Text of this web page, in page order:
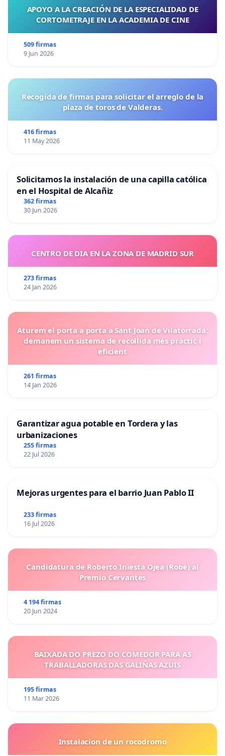
APOYO A LA CREACIÓN DE LA ESPECIALIDAD DE
CORTOMETRAJE EN LA ACADEMIA DE CINE
509 firmas
9 Jun 2026
Recogida de firmas para solicitar el arreglo de la
plaza de toros de Valderas.
416 firmas
11 May 2026
Solicitamos la instalación de una capilla católica
en el Hospital de Alcañiz
362 firmas
30 Jun 2026
CENTRO DE DIA EN LA ZONA DE MADRID SUR
273 firmas
24 Jan 2026
Aturem el porta a porta a Sant Joan de Vilatorrada:
demanem un sistema de recollida més pràctic i
eficient
261 firmas
14 Jan 2026
Garantizar agua potable en Tordera y las
urbanizaciones
255 firmas
22 Jul 2026
Mejoras urgentes para el barrio Juan Pablo II
233 firmas
16 Jul 2026
Candidatura de Roberto Iniesta Ojea (Robe) al
Premio Cervantes
4 194 firmas
20 Jun 2024
BAIXADA DO PREZO DO COMEDOR PARA AS
TRABALLADORAS DAS GALIÑAS AZUIS
195 firmas
11 Mar 2026
Instalacion de un rocodromo